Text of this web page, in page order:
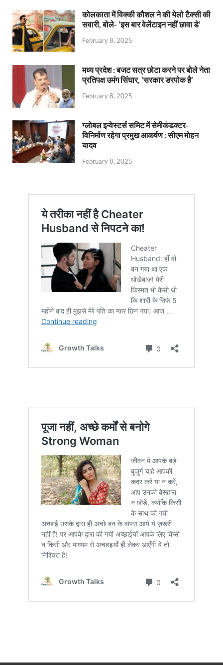
कोलकाता में विक्की कौशल ने की येलो टैक्सी की
सवारी, बोले- ‘इस बार वेलेंटाइन नहीं छावा डे’
February 8, 2025
मध्य प्रदेश : बजट सत्र छोटा करने पर बोले नेता
प्रतिपक्ष उमंग सिंघार, ‘सरकार डरपोक है’
February 8, 2025
ग्लोबल इन्वेस्टर्स समिट में सेमीकंडक्टर-
विनिर्माण रहेगा प्रमुख आकर्षण : सीएम मोहन
यादव
February 8, 2025